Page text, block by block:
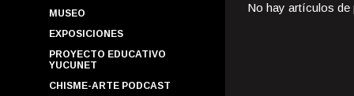
MUSEO
EXPOSICIONES
PROYECTO EDUCATIVO
YUCUNET
CHISME-ARTE PODCAST
No hay artículos de